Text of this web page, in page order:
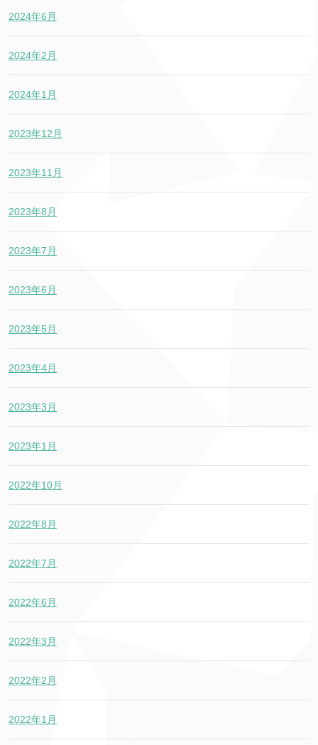
2024年6月
2024年2月
2024年1月
2023年12月
2023年11月
2023年8月
2023年7月
2023年6月
2023年5月
2023年4月
2023年3月
2023年1月
2022年10月
2022年8月
2022年7月
2022年6月
2022年3月
2022年2月
2022年1月